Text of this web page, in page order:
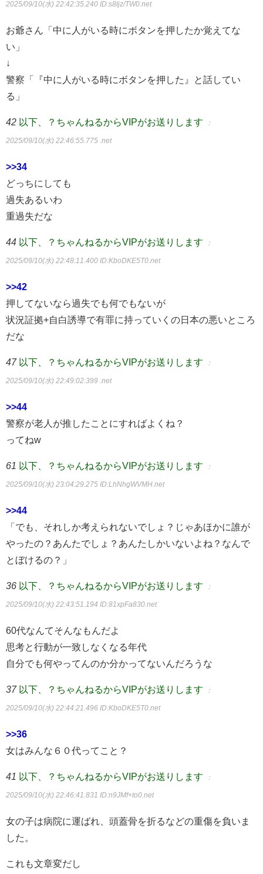
2025/09/10(水) 22:42:35.240 ID:s8ljz/TW0.net
お爺さん「中に人がいる時にボタンを押したか覚えてな
い」
↓
警察「『中に人がいる時にボタンを押した』と話してい
る」
42 以下、？ちゃんねるからVIPがお送りします ：
2025/09/10(水) 22:46:55.775 .net
>>34
どっちにしても
過失あるいわ
重過失だな
44 以下、？ちゃんねるからVIPがお送りします ：
2025/09/10(水) 22:48:11.400 ID:KboDKE5T0.net
>>42
押してないなら過失でも何でもないが
状況証拠+自白誘導で有罪に持っていくの日本の悪いところ
だな
47 以下、？ちゃんねるからVIPがお送りします ：
2025/09/10(水) 22:49:02.399 .net
>>44
警察が老人が推したことにすればよくね？
ってねw
61 以下、？ちゃんねるからVIPがお送りします ：
2025/09/10(水) 23:04:29.275 ID:LhNhgWVMH.net
>>44
「でも、それしか考えられないでしょ？じゃあほかに誰が
やったの？あんたでしょ？あんたしかいないよね？なんで
とぼけるの？」
36 以下、？ちゃんねるからVIPがお送りします ：
2025/09/10(水) 22:43:51.194 ID:81xpFa830.net
60代なんてそんなもんだよ
思考と行動が一致しなくなる年代
自分でも何やってんのか分かってないんだろうな
37 以下、？ちゃんねるからVIPがお送りします ：
2025/09/10(水) 22:44:21.496 ID:KboDKE5T0.net
>>36
女はみんな６０代ってこと？
41 以下、？ちゃんねるからVIPがお送りします ：
2025/09/10(水) 22:46:41.831 ID:n9JMf+to0.net
女の子は病院に運ばれ、頭蓋骨を折るなどの重傷を負いま
した。
これも文章変だし